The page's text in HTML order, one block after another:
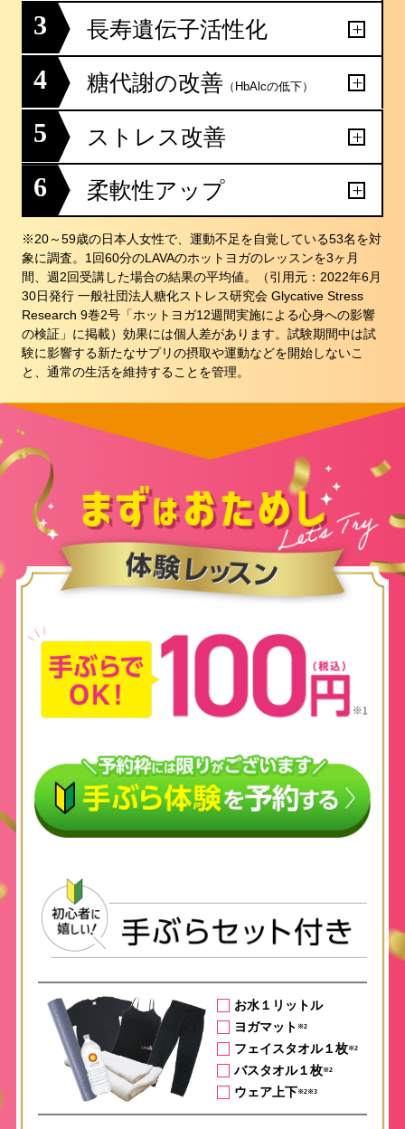
3 長寿遺伝子活性化
4 糖代謝の改善 （HbAlcの低下）
5 ストレス改善
6 柔軟性アップ
※20～59歳の日本人女性で、運動不足を自覚している53名を対
象に調査。1回60分のLAVAのホットヨガのレッスンを3ヶ月
間、週2回受講した場合の結果の平均値。（引用元：2022年6月
30日発行 一般社団法人糖化ストレス研究会 Glycative Stress
Research 9巻2号「ホットヨガ12週間実施による心身への影響
の検証」に掲載）効果には個人差があります。試験期間中は試
験に影響する新たなサプリの摂取や運動などを開始しないこ
と、通常の生活を維持することを管理。
お水１リットル
ヨガマット ※2
フェイスタオル１枚※2
バスタオル１枚※2
ウェア上下※2※3